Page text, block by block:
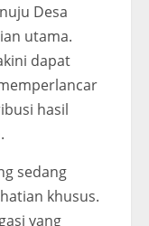
Desa
utama.
dapat
hasil
sedang
khusus.
yang